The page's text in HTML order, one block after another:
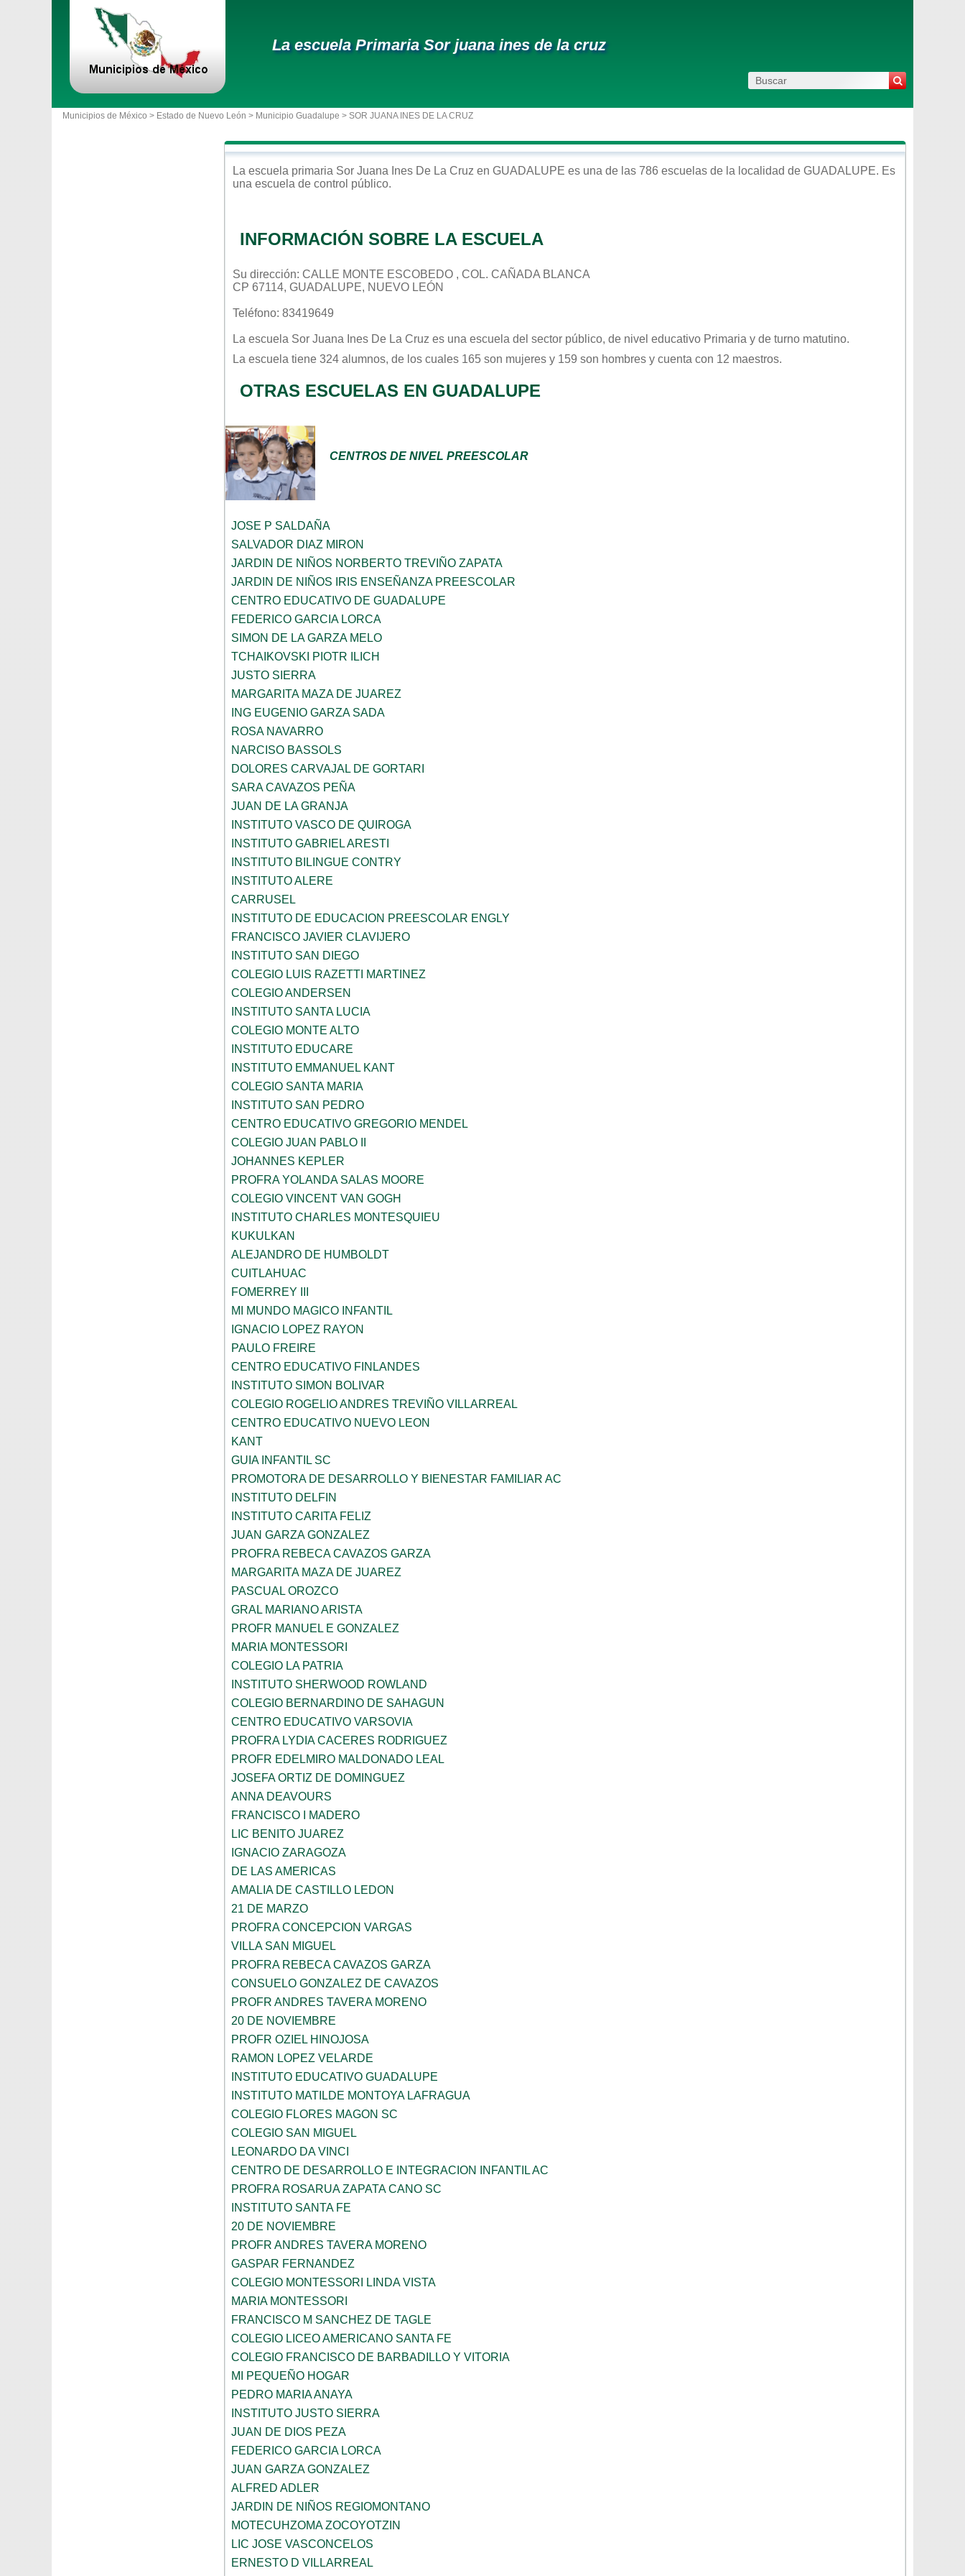
La escuela Primaria Sor juana ines de la cruz
Municipios de México > Estado de Nuevo León > Municipio Guadalupe > SOR JUANA INES DE LA CRUZ
La escuela primaria Sor Juana Ines De La Cruz en GUADALUPE es una de las 786 escuelas de la localidad de GUADALUPE. Es
una escuela de control público.
INFORMACIÓN SOBRE LA ESCUELA
Su dirección: CALLE MONTE ESCOBEDO , COL. CAÑADA BLANCA
CP 67114, GUADALUPE, NUEVO LEÓN
Teléfono: 83419649
La escuela Sor Juana Ines De La Cruz es una escuela del sector público, de nivel educativo Primaria y de turno matutino.
La escuela tiene 324 alumnos, de los cuales 165 son mujeres y 159 son hombres y cuenta con 12 maestros.
OTRAS ESCUELAS EN GUADALUPE
CENTROS DE NIVEL PREESCOLAR
JOSE P SALDAÑA
SALVADOR DIAZ MIRON
JARDIN DE NIÑOS NORBERTO TREVIÑO ZAPATA
JARDIN DE NIÑOS IRIS ENSEÑANZA PREESCOLAR
CENTRO EDUCATIVO DE GUADALUPE
FEDERICO GARCIA LORCA
SIMON DE LA GARZA MELO
TCHAIKOVSKI PIOTR ILICH
JUSTO SIERRA
MARGARITA MAZA DE JUAREZ
ING EUGENIO GARZA SADA
ROSA NAVARRO
NARCISO BASSOLS
DOLORES CARVAJAL DE GORTARI
SARA CAVAZOS PEÑA
JUAN DE LA GRANJA
INSTITUTO VASCO DE QUIROGA
INSTITUTO GABRIEL ARESTI
INSTITUTO BILINGUE CONTRY
INSTITUTO ALERE
CARRUSEL
INSTITUTO DE EDUCACION PREESCOLAR ENGLY
FRANCISCO JAVIER CLAVIJERO
INSTITUTO SAN DIEGO
COLEGIO LUIS RAZETTI MARTINEZ
COLEGIO ANDERSEN
INSTITUTO SANTA LUCIA
COLEGIO MONTE ALTO
INSTITUTO EDUCARE
INSTITUTO EMMANUEL KANT
COLEGIO SANTA MARIA
INSTITUTO SAN PEDRO
CENTRO EDUCATIVO GREGORIO MENDEL
COLEGIO JUAN PABLO II
JOHANNES KEPLER
PROFRA YOLANDA SALAS MOORE
COLEGIO VINCENT VAN GOGH
INSTITUTO CHARLES MONTESQUIEU
KUKULKAN
ALEJANDRO DE HUMBOLDT
CUITLAHUAC
FOMERREY III
MI MUNDO MAGICO INFANTIL
IGNACIO LOPEZ RAYON
PAULO FREIRE
CENTRO EDUCATIVO FINLANDES
INSTITUTO SIMON BOLIVAR
COLEGIO ROGELIO ANDRES TREVIÑO VILLARREAL
CENTRO EDUCATIVO NUEVO LEON
KANT
GUIA INFANTIL SC
PROMOTORA DE DESARROLLO Y BIENESTAR FAMILIAR AC
INSTITUTO DELFIN
INSTITUTO CARITA FELIZ
JUAN GARZA GONZALEZ
PROFRA REBECA CAVAZOS GARZA
MARGARITA MAZA DE JUAREZ
PASCUAL OROZCO
GRAL MARIANO ARISTA
PROFR MANUEL E GONZALEZ
MARIA MONTESSORI
COLEGIO LA PATRIA
INSTITUTO SHERWOOD ROWLAND
COLEGIO BERNARDINO DE SAHAGUN
CENTRO EDUCATIVO VARSOVIA
PROFRA LYDIA CACERES RODRIGUEZ
PROFR EDELMIRO MALDONADO LEAL
JOSEFA ORTIZ DE DOMINGUEZ
ANNA DEAVOURS
FRANCISCO I MADERO
LIC BENITO JUAREZ
IGNACIO ZARAGOZA
DE LAS AMERICAS
AMALIA DE CASTILLO LEDON
21 DE MARZO
PROFRA CONCEPCION VARGAS
VILLA SAN MIGUEL
PROFRA REBECA CAVAZOS GARZA
CONSUELO GONZALEZ DE CAVAZOS
PROFR ANDRES TAVERA MORENO
20 DE NOVIEMBRE
PROFR OZIEL HINOJOSA
RAMON LOPEZ VELARDE
INSTITUTO EDUCATIVO GUADALUPE
INSTITUTO MATILDE MONTOYA LAFRAGUA
COLEGIO FLORES MAGON SC
COLEGIO SAN MIGUEL
LEONARDO DA VINCI
CENTRO DE DESARROLLO E INTEGRACION INFANTIL AC
PROFRA ROSARUA ZAPATA CANO SC
INSTITUTO SANTA FE
20 DE NOVIEMBRE
PROFR ANDRES TAVERA MORENO
GASPAR FERNANDEZ
COLEGIO MONTESSORI LINDA VISTA
MARIA MONTESSORI
FRANCISCO M SANCHEZ DE TAGLE
COLEGIO LICEO AMERICANO SANTA FE
COLEGIO FRANCISCO DE BARBADILLO Y VITORIA
MI PEQUEÑO HOGAR
PEDRO MARIA ANAYA
INSTITUTO JUSTO SIERRA
JUAN DE DIOS PEZA
FEDERICO GARCIA LORCA
JUAN GARZA GONZALEZ
ALFRED ADLER
JARDIN DE NIÑOS REGIOMONTANO
MOTECUHZOMA ZOCOYOTZIN
LIC JOSE VASCONCELOS
ERNESTO D VILLARREAL